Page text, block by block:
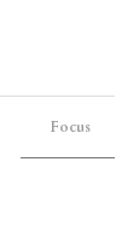
Focus